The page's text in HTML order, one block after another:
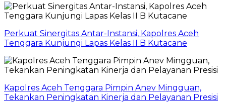
Perkuat Sinergitas Antar-Instansi, Kapolres Aceh
Tenggara Kunjungi Lapas Kelas II B Kutacane
Kapolres Aceh Tenggara Pimpin Anev Mingguan,
Tekankan Peningkatan Kinerja dan Pelayanan Presisi